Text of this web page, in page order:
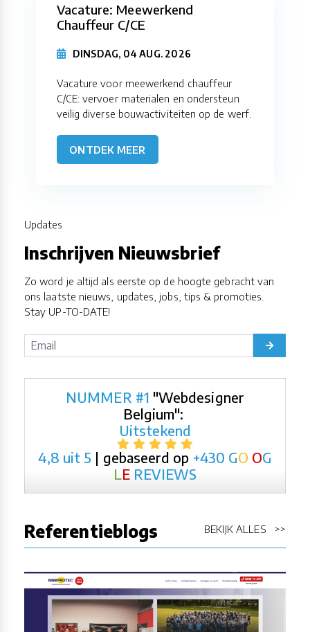
Vacature: Meewerkend
Chauffeur C/CE
DINSDAG, 04 AUG. 2026
Vacature voor meewerkend chauffeur
C/CE: vervoer materialen en ondersteun
veilig diverse bouwactiviteiten op de werf.
ONTDEK MEER
Updates
Inschrijven Nieuwsbrief
Zo word je altijd als eerste op de hoogte gebracht van
ons laatste nieuws, updates, jobs, tips & promoties.
Stay UP-TO-DATE!
NUMMER #1 "Webdesigner
Belgium":
Uitstekend
4,8 uit 5 | gebaseerd op +430 GO OG
LE REVIEWS
Referentieblogs BEKIJK ALLES >>